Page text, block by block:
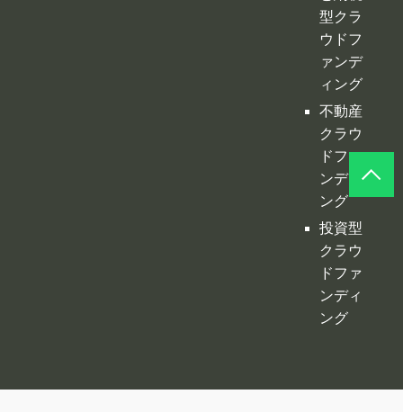
ドファ
ンディ
ング
投資型
クラウ
ドファ
ンディ
ング